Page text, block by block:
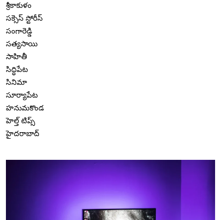
శ్రీకాకుళం
సక్సెస్ స్టోరీస్
సంగారెడ్డి
సత్యసాయి
సాహితీ
సిద్ధిపేట
సినిమా
సూర్యాపేట
హనుమకొండ
హెల్త్ టిప్స్
హైదరాబాద్